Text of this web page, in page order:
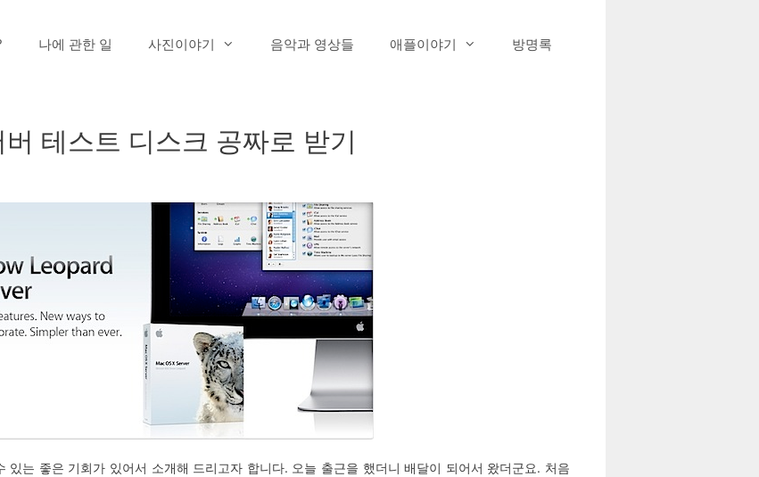
나에 관한 일 사진이야기 음악과 영상들 애플이야기 방명록
테스트 디스크 공짜로 받기
는 좋은 기회가 있어서 소개해 드리고자 합니다. 오늘 출근을 했더니 배달이 되어서 왔더군요. 처음